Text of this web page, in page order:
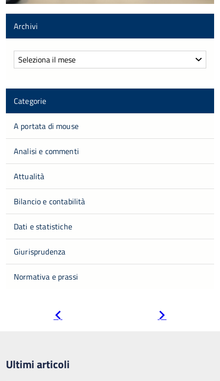
Archivi
Archivi
Categorie
A portata di mouse
Analisi e commenti
Attualità
Bilancio e contabilità
Dati e statistiche
Giurisprudenza
Normativa e prassi
Ultimi articoli